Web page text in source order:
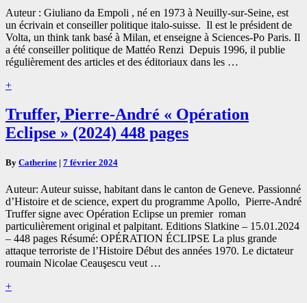
Kremlin »
(2022)
288
pages
Auteur : Giuliano da Empoli , né en 1973 à Neuilly-sur-Seine, est
un écrivain et conseiller politique italo-suisse. Il est le président de
Volta, un think tank basé à Milan, et enseigne à Sciences-Po Paris. Il
a été conseiller politique de Mattéo Renzi Depuis 1996, il publie
régulièrement des articles et des éditoriaux dans les …
+Read
Truffer,
Pierre-
André
Eclipse »
448
pages
Truffer, Pierre-André « Opération
Eclipse » (2024) 448 pages
By Catherine | 7 février 2024
Auteur: Auteur suisse, habitant dans le canton de Geneve. Passionné
d’Histoire et de science, expert du programme Apollo, Pierre-André
Truffer signe avec Opération Eclipse un premier roman
particulièrement original et palpitant. Editions Slatkine – 15.01.2024
– 448 pages Résumé: OPÉRATION ÉCLIPSE La plus grande
attaque terroriste de l’Histoire Début des années 1970. Le dictateur
roumain Nicolae Ceauşescu veut …
+Read